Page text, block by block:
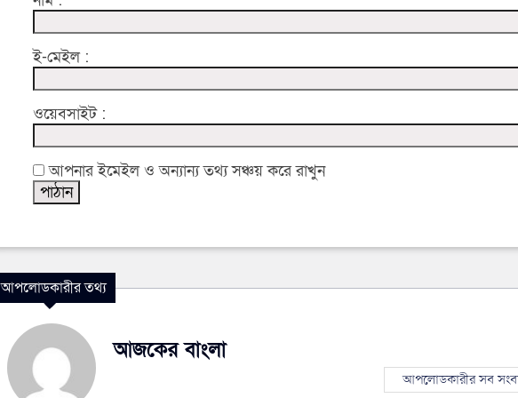
ই-মেইল :
ওয়েবসাইট :
আপনার ইমেইল ও অন্যান্য তথ্য সঞ্চয় করে রাখুন
আপলোডকারীর তথ্য
আজকের বাংলা
আপলোডকারীর সব